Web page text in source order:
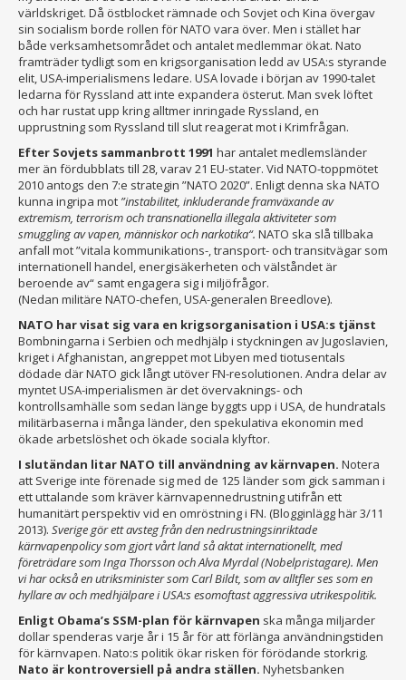
världskriget. Då östblocket rämnade och Sovjet och Kina övergav
sin socialism borde rollen för NATO vara över. Men i stället har
både verksamhetsområdet och antalet medlemmar ökat. Nato
framträder tydligt som en krigsorganisation ledd av USA:s styrande
elit, USA-imperialismens ledare. USA lovade i början av 1990-talet
ledarna för Ryssland att inte expandera österut. Man svek löftet
och har rustat upp kring alltmer inringade Ryssland, en
upprustning som Ryssland till slut reagerat mot i Krimfrågan.
Efter Sovjets sammanbrott 1991 har antalet medlemsländer
mer än fördubblats till 28, varav 21 EU-stater. Vid NATO-toppmötet
2010 antogs den 7:e strategin ”NATO 2020”. Enligt denna ska NATO
kunna ingripa mot ”instabilitet, inkluderande framväxande av
extremism, terrorism och transnationella illegala aktiviteter som
smuggling av vapen, människor och narkotika“. NATO ska slå tillbaka
anfall mot ”vitala kommunikations-, transport- och transitvägar som
internationell handel, energisäkerheten och välståndet är
beroende av“ samt engagera sig i miljöfrågor.
(Nedan militäre NATO-chefen, USA-generalen Breedlove).
NATO har visat sig vara en krigsorganisation i USA:s tjänst
Bombningarna i Serbien och medhjälp i styckningen av Jugoslavien,
kriget i Afghanistan, angreppet mot Libyen med tiotusentals
dödade där NATO gick långt utöver FN-resolutionen. Andra delar av
myntet USA-imperialismen är det övervaknings- och
kontrollsamhälle som sedan länge byggts upp i USA, de hundratals
militärbaserna i många länder, den spekulativa ekonomin med
ökade arbetslöshet och ökade sociala klyftor.
I slutändan litar NATO till användning av kärnvapen. Notera
att Sverige inte förenade sig med de 125 länder som gick samman i
ett uttalande som kräver kärnvapennedrustning utifrån ett
humanitärt perspektiv vid en omröstning i FN. (Blogginlägg här 3/11
2013). Sverige gör ett avsteg från den nedrustningsinriktade
kärnvapenpolicy som gjort vårt land så aktat internationellt, med
företrädare som Inga Thorsson och Alva Myrdal (Nobelpristagare). Men
vi har också en utriksminister som Carl Bildt, som av alltfler ses som en
hyllare av och medhjälpare i USA:s esomoftast aggressiva utrikespolitik.
Enligt Obama’s SSM-plan för kärnvapen ska många miljarder
dollar spenderas varje år i 15 år för att förlänga användningstiden
för kärnvapen. Nato:s politik ökar risken för förödande storkrig.
Nato är kontroversiell på andra ställen. Nyhetsbanken